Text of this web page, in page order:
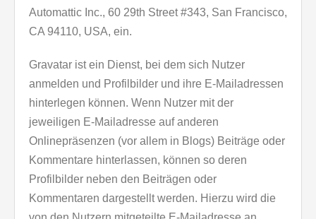
Automattic Inc., 60 29th Street #343, San Francisco,
CA 94110, USA, ein.
Gravatar ist ein Dienst, bei dem sich Nutzer
anmelden und Profilbilder und ihre E-Mailadressen
hinterlegen können. Wenn Nutzer mit der
jeweiligen E-Mailadresse auf anderen
Onlinepräsenzen (vor allem in Blogs) Beiträge oder
Kommentare hinterlassen, können so deren
Profilbilder neben den Beiträgen oder
Kommentaren dargestellt werden. Hierzu wird die